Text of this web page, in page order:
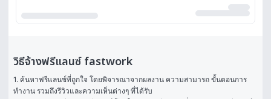
วิธีจ้างฟรีแลนซ์ fastwork
1. ค้นหาฟรีแลนซ์ที่ถูกใจ โดยพิจารณาจากผลงาน ความสามารถ ขั้นตอนการ
ทำงาน รวมถึงรีวิวและความเห็นต่างๆ ที่ได้รับ